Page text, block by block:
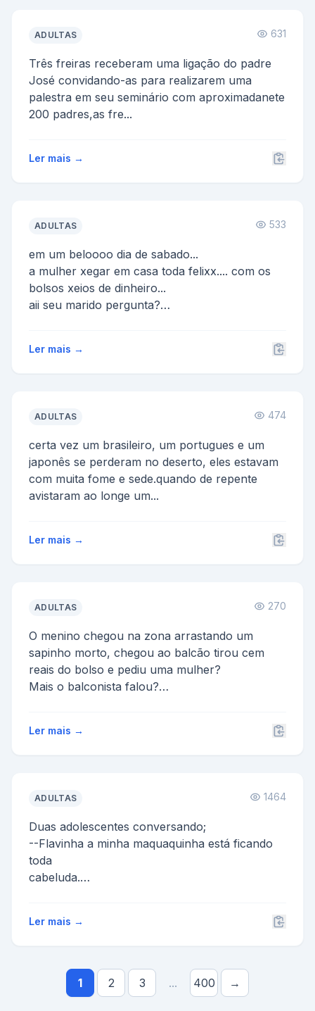
ADULTAS 631
Três freiras receberam uma ligação do padre
José convidando-as para realizarem uma
palestra em seu seminário com aproximadanete
200 padres,as fre...
Ler mais →
ADULTAS 533
em um beloooo dia de sabado...
a mulher xegar em casa toda felixx.... com os
bolsos xeios de dinheiro...
aii seu marido pergunta?
Ler mais →
ADULTAS 474
certa vez um brasileiro, um portugues e um
japonês se perderam no deserto, eles estavam
com muita fome e sede.quando de repente
avistaram ao longe um...
Ler mais →
ADULTAS 270
O menino chegou na zona arrastando um
sapinho morto, chegou ao balcão tirou cem
reais do bolso e pediu uma mulher?
Mais o balconista falou?
Ler mais →
ADULTAS 1464
Duas adolescentes conversando;
--Flavinha a minha maquaquinha está ficando
toda
cabeluda.
Ler mais →
1 2 3 ... 400 →